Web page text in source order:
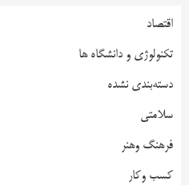
اقتصاد
تکنولوژی و دانشگاه ها
دسته‌بندی نشده
سلامتی
فرهنگ وهنر
کسب وکار